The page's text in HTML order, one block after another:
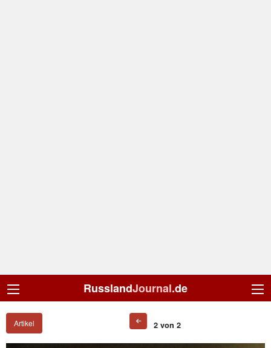
RusslandJournal.de
Artikel 2 von 2